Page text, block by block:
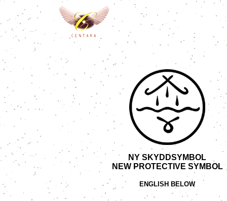
NY SKYDDSYMBOL
NEW PROTECTIVE SYMBOL
ENGLISH BELOW